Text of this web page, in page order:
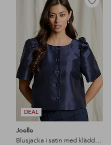
DEAL
Lägg
Joelle
Blusjacka i satin med klädda knappar